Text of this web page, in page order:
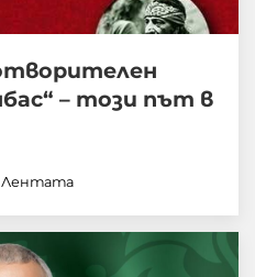
– този път в
Лентата